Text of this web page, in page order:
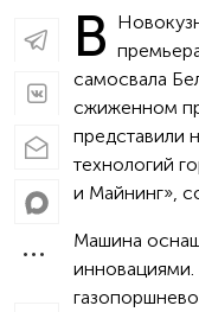
В
самосвала
сжиженном
представили
технологий
и Майнинг»,
Машина